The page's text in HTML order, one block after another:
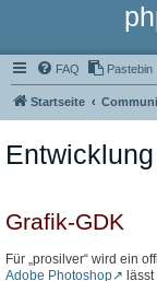
FAQ Pastebin
Startseite
Entwicklung
Grafik-GDK
Für „prosilver“ wird ein
Adobe Photoshop